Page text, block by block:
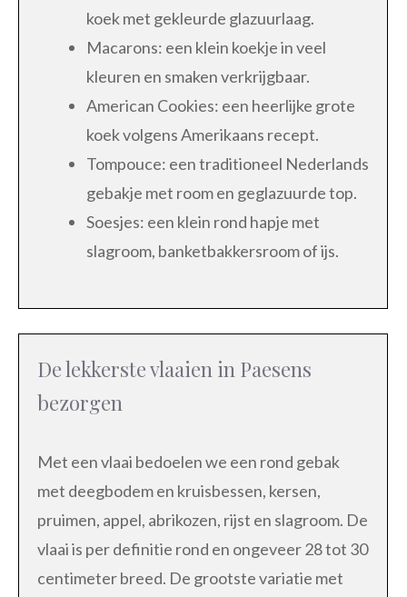
koek met gekleurde glazuurlaag.
Macarons: een klein koekje in veel
kleuren en smaken verkrijgbaar.
American Cookies: een heerlijke grote
koek volgens Amerikaans recept.
Tompouce: een traditioneel Nederlands
gebakje met room en geglazuurde top.
Soesjes: een klein rond hapje met
slagroom, banketbakkersroom of ijs.
De lekkerste vlaaien in Paesens
bezorgen
Met een vlaai bedoelen we een rond gebak
met deegbodem en kruisbessen, kersen,
pruimen, appel, abrikozen, rijst en slagroom. De
vlaai is per definitie rond en ongeveer 28 tot 30
centimeter breed. De grootste variatie met